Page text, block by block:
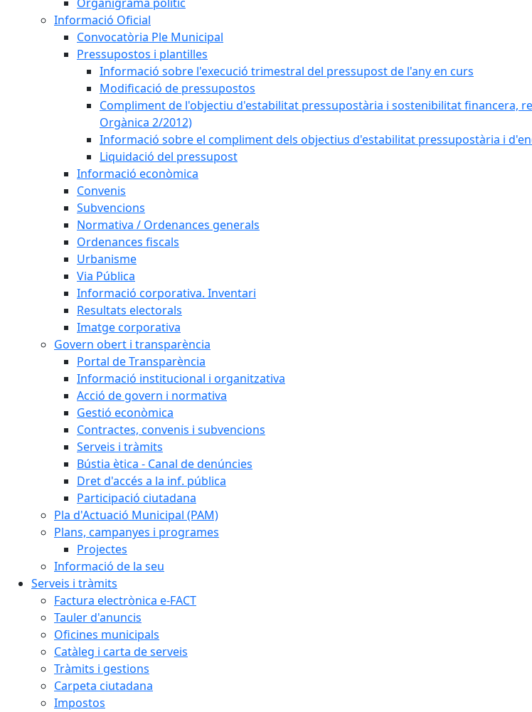
Informació Oficial
Convocatòria Ple Municipal
Pressupostos i plantilles
Informació sobre l'execució trimestral del pressupost de l'any en curs
Modificació de pressupostos
Compliment de l'objectiu d'estabilitat pressupostària i sostenibilitat financera,
Orgànica 2/2012)
Informació sobre el compliment dels objectius d'estabilitat pressupostària i
Liquidació del pressupost
Informació econòmica
Convenis
Subvencions
Normativa / Ordenances generals
Ordenances fiscals
Urbanisme
Via Pública
Informació corporativa. Inventari
Resultats electorals
Imatge corporativa
Govern obert i transparència
Portal de Transparència
Informació institucional i organitzativa
Acció de govern i normativa
Gestió econòmica
Contractes, convenis i subvencions
Serveis i tràmits
Bústia ètica - Canal de denúncies
Dret d'accés a la inf. pública
Participació ciutadana
Pla d'Actuació Municipal (PAM)
Plans, campanyes i programes
Projectes
Informació de la seu
Serveis i tràmits
Factura electrònica e-FACT
Tauler d'anuncis
Oficines municipals
Catàleg i carta de serveis
Tràmits i gestions
Carpeta ciutadana
Impostos